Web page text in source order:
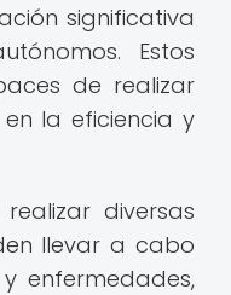
significativa
Estos
de realizar
la eficiencia y
diversas
llevar a cabo
enfermedades,